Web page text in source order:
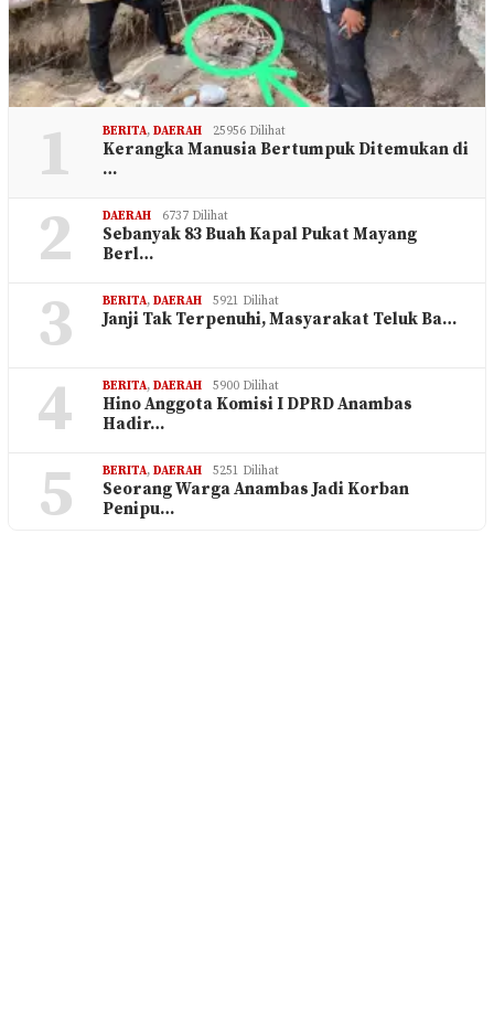
1 BERITA, DAERAH 25956 Dilihat
Kerangka Manusia Bertumpuk Ditemukan di
…
2 DAERAH 6737 Dilihat
Sebanyak 83 Buah Kapal Pukat Mayang
Berl…
3 BERITA, DAERAH 5921 Dilihat
Janji Tak Terpenuhi, Masyarakat Teluk Ba…
4 BERITA, DAERAH 5900 Dilihat
Hino Anggota Komisi I DPRD Anambas
Hadir…
5 BERITA, DAERAH 5251 Dilihat
Seorang Warga Anambas Jadi Korban
Penipu…